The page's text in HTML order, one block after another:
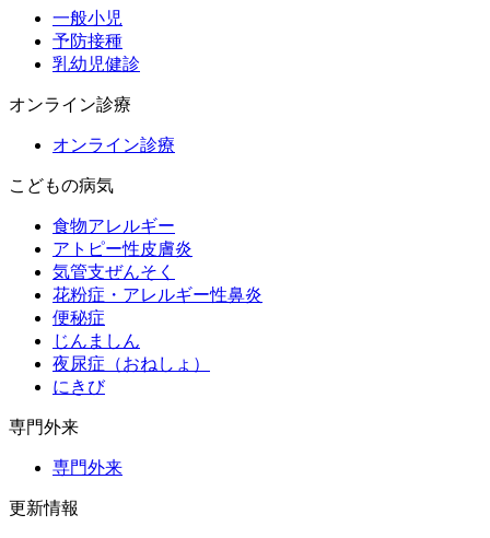
一般小児
予防接種
乳幼児健診
オンライン診療
オンライン診療
こどもの病気
食物アレルギー
アトピー性皮膚炎
気管支ぜんそく
花粉症・アレルギー性鼻炎
便秘症
じんましん
夜尿症（おねしょ）
にきび
専門外来
専門外来
更新情報